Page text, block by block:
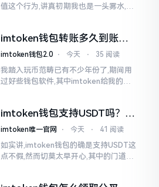
值这个行为,讲真初期我也是一头雾水,搞
imtoken钱包转账多久到账？
一文说清楚
imtoken钱包2.0 ⋅ 今天 ⋅ 35 阅读
我踏入玩币范畴已有不少年份了,期间用
过好些钱包软件,其中imtoken给我的整
imtoken钱包支持USDT吗？转
账提现全攻略
imtoken唯一官网 ⋅ 今天 ⋅ 41 阅读
如实讲,imtoken钱包的确是支持USDT这
点不假,然而切莫太早开心,其中的门道是